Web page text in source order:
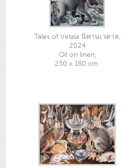
Tales of Vetala นิทานเวตาล,
2024
Oil on linen,
250 x 180 cm.